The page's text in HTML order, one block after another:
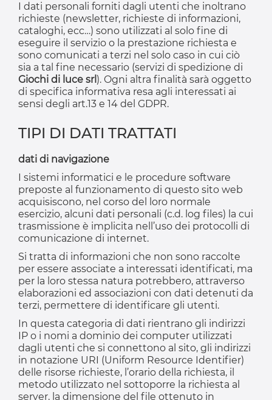
I dati personali forniti dagli utenti che inoltrano
richieste (newsletter, richieste di informazioni,
cataloghi, ecc…) sono utilizzati al solo fine di
eseguire il servizio o la prestazione richiesta e
sono comunicati a terzi nel solo caso in cui ciò
sia a tal fine necessario (servizi di spedizione di
Giochi di luce srl). Ogni altra finalità sarà oggetto
di specifica informativa resa agli interessati ai
sensi degli art.13 e 14 del GDPR.
TIPI DI DATI TRATTATI
dati di navigazione
I sistemi informatici e le procedure software
preposte al funzionamento di questo sito web
acquisiscono, nel corso del loro normale
esercizio, alcuni dati personali (c.d. log files) la cui
trasmissione è implicita nell’uso dei protocolli di
comunicazione di internet.
Si tratta di informazioni che non sono raccolte
per essere associate a interessati identificati, ma
per la loro stessa natura potrebbero, attraverso
elaborazioni ed associazioni con dati detenuti da
terzi, permettere di identificare gli utenti.
In questa categoria di dati rientrano gli indirizzi
IP o i nomi a dominio dei computer utilizzati
dagli utenti che si connettono al sito, gli indirizzi
in notazione URI (Uniform Resource Identifier)
delle risorse richieste, l’orario della richiesta, il
metodo utilizzato nel sottoporre la richiesta al
server, la dimensione del file ottenuto in